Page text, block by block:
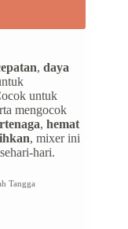
, daya
untuk
mengocok
, hemat
, mixer ini
hari.
Tangga